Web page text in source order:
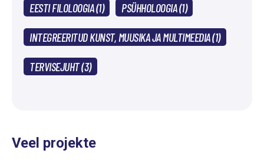
EESTI FILOLOOGIA (1) PSÜHHOLOOGIA (1)
INTEGREERITUD KUNST, MUUSIKA JA MULTIMEEDIA (1)
TERVISEJUHT (3)
Veel projekte